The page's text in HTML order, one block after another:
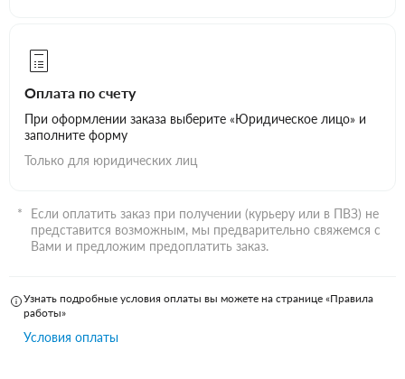
Оплата по счету
При оформлении заказа выберите «Юридическое лицо» и
заполните форму
Только для юридических лиц
Если оплатить заказ при получении (курьеру или в ПВЗ) не
представится возможным, мы предварительно свяжемся с
Вами и предложим предоплатить заказ.
Узнать подробные условия оплаты вы можете на странице «Правила
работы»
Условия оплаты